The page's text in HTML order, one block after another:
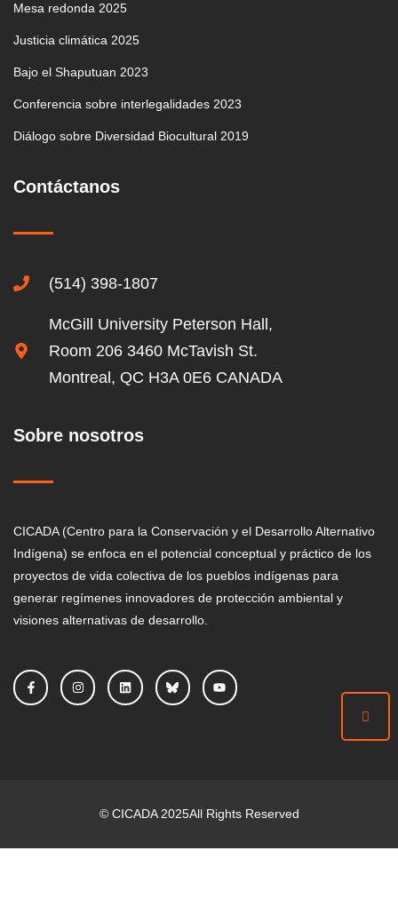
Mesa redonda 2025
Justicia climática 2025
Bajo el Shaputuan 2023
Conferencia sobre interlegalidades 2023
Diálogo sobre Diversidad Biocultural 2019
Contáctanos
(514) 398-1807
McGill University Peterson Hall,
Room 206 3460 McTavish St.
Montreal, QC H3A 0E6 CANADA
Sobre nosotros
CICADA (Centro para la Conservación y el Desarrollo Alternativo
Indígena) se enfoca en el potencial conceptual y práctico de los
proyectos de vida colectiva de los pueblos indígenas para
generar regímenes innovadores de protección ambiental y
visiones alternativas de desarrollo.
© CICADA2025All Rights Reserved